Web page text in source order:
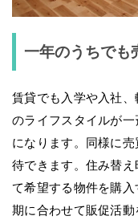
一年のうちでも
賃貸でも入学や入社
のライフスタイルが
になります。同様に
待できます。住み替
て希望する物件を購
期に合わせて販促活動